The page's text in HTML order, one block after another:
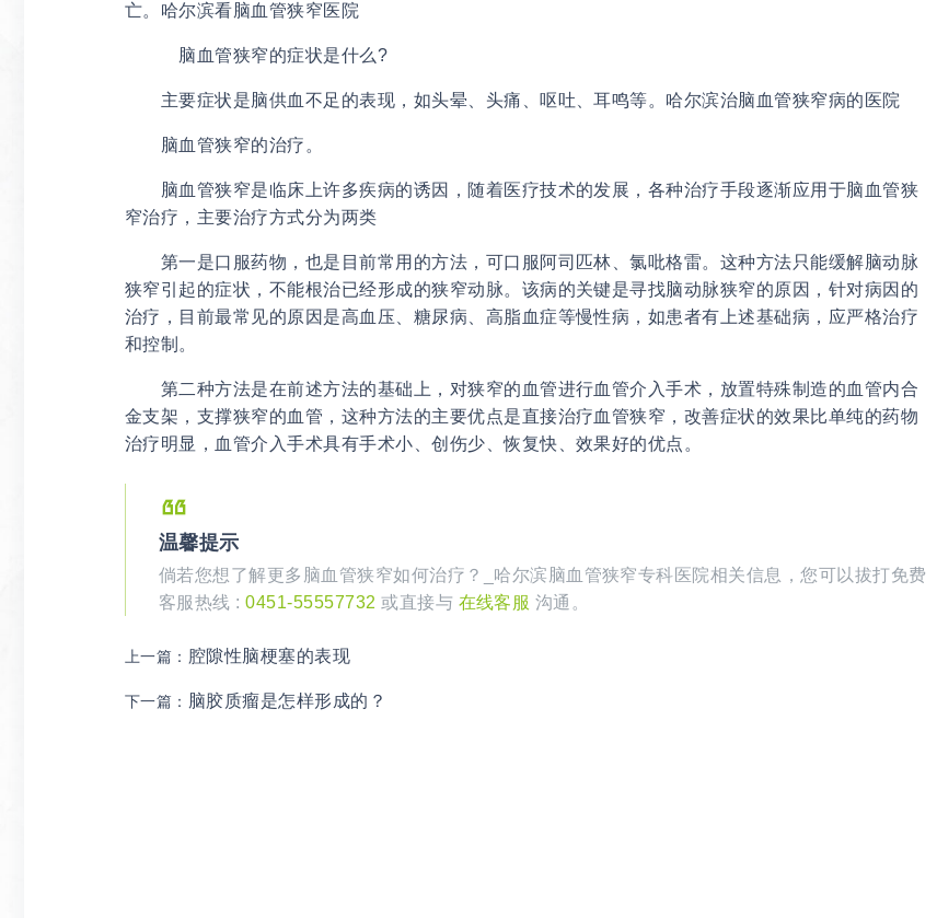
亡。哈尔滨看脑血管狭窄医院
脑血管狭窄的症状是什么?
主要症状是脑供血不足的表现，如头晕、头痛、呕吐、耳鸣等。哈尔滨治脑血管狭窄病的医院
脑血管狭窄的治疗。
脑血管狭窄是临床上许多疾病的诱因，随着医疗技术的发展，各种治疗手段逐渐应用于脑血管狭
窄治疗，主要治疗方式分为两类
第一是口服药物，也是目前常用的方法，可口服阿司匹林、氯吡格雷。这种方法只能缓解脑动脉
狭窄引起的症状，不能根治已经形成的狭窄动脉。该病的关键是寻找脑动脉狭窄的原因，针对病因的
治疗，目前最常见的原因是高血压、糖尿病、高脂血症等慢性病，如患者有上述基础病，应严格治疗
和控制。
第二种方法是在前述方法的基础上，对狭窄的血管进行血管介入手术，放置特殊制造的血管内合
金支架，支撑狭窄的血管，这种方法的主要优点是直接治疗血管狭窄，改善症状的效果比单纯的药物
治疗明显，血管介入手术具有手术小、创伤少、恢复快、效果好的优点。
温馨提示
倘若您想了解更多脑血管狭窄如何治疗？_哈尔滨脑血管狭窄专科医院相关信息，您可以拔打免费
客服热线 :0451-55557732或直接与 在线客服 沟通。
上一篇： 腔隙性脑梗塞的表现
下一篇： 脑胶质瘤是怎样形成的？